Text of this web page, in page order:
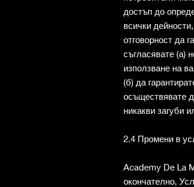
достъп до
всички
отговорност да
съгласявате (а)
използване на
(б) да
осъществявате
никакви загуби
2.4 Промени в
Academy De La
окончателно,